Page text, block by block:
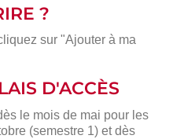
?
sur "Ajouter à ma
D'ACCÈS
le mois de mai pour les
(semestre 1) et dès